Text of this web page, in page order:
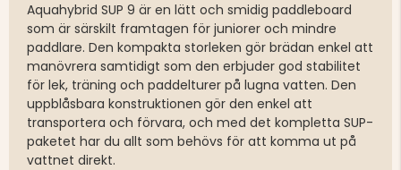
Aquahybrid SUP 9 är en lätt och smidig paddleboard
som är särskilt framtagen för juniorer och mindre
paddlare. Den kompakta storleken gör brädan enkel att
manövrera samtidigt som den erbjuder god stabilitet
för lek, träning och paddelturer på lugna vatten. Den
uppblåsbara konstruktionen gör den enkel att
transportera och förvara, och med det kompletta SUP-
paketet har du allt som behövs för att komma ut på
vattnet direkt.